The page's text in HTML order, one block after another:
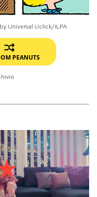
Universal Uclick/ILPA
PEANUTS